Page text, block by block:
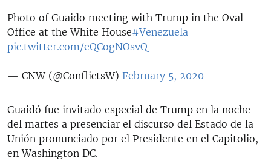
LA INVASIÓN DE RUSIA A UCRANIA
Photo of Guaido meeting with Trump in the Oval
Office at the White House#Venezuela
pic.twitter.com/eQCogNOsvQ
— CNW (@ConflictsW) February 5, 2020
Guaidó fue invitado especial de Trump en la noche
del martes a presenciar el discurso del Estado de la
Unión pronunciado por el Presidente en el Capitolio,
en Washington DC.